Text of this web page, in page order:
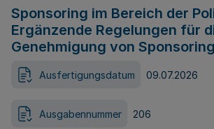
Sponsoring im Bereich der
Ergänzende Regelungen für
Genehmigung von
Ausfertigungsdatum 09.07.2026
Ausgabennummer 206